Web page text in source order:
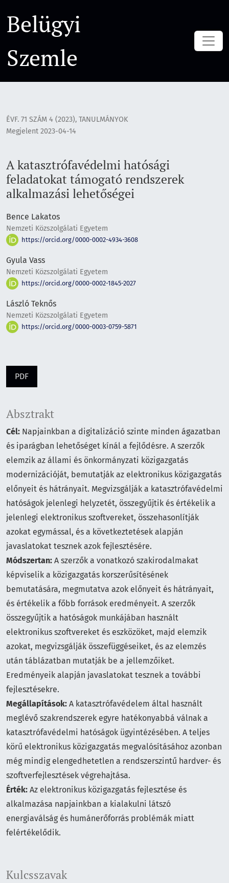
Belügyi
Szemle
ÉVF. 71 SZÁM 4 (2023), TANULMÁNYOK
A katasztrófavédelmi hatósági
feladatokat támogató rendszerek
alkalmazási lehetőségei
Megjelent 2023-04-14
Bence Lakatos
Nemzeti Közszolgálati Egyetem
https://orcid.org/0000-0002-4934-3608
Gyula Vass
Nemzeti Közszolgálati Egyetem
https://orcid.org/0000-0002-1845-2027
László Teknős
Nemzeti Közszolgálati Egyetem
https://orcid.org/0000-0003-0759-5871
PDF
Kulcsszavak
Absztrakt
Cél: Napjainkban a digitalizáció szinte minden ágazatban
és iparágban lehetőséget kínál a fejlődésre. A szerzők
elemzik az állami és önkormányzati közigazgatás
modernizációját, bemutatják az elektronikus közigazgatás
előnyeit és hátrányait. Megvizsgálják a katasztrófavédelmi
hatóságok jelenlegi helyzetét, összegyűjtik és értékelik a
jelenlegi elektronikus szoftvereket, összehasonlítják
azokat egymással, és a következtetések alapján
javaslatokat tesznek azok fejlesztésére.
Módszertan: A szerzők a vonatkozó szakirodalmakat
képviselik a közigazgatás korszerűsítésének
bemutatására, megmutatva azok előnyeit és hátrányait,
és értékelik a főbb források eredményeit. A szerzők
összegyűjtik a hatóságok munkájában használt
elektronikus szoftvereket és eszközöket, majd elemzik
azokat, megvizsgálják összefüggéseiket, és az elemzés
után táblázatban mutatják be a jellemzőiket.
Eredményeik alapján javaslatokat tesznek a további
fejlesztésekre.
Megállapítások: A katasztrófavédelem által használt
meglévő szakrendszerek egyre hatékonyabbá válnak a
katasztrófavédelmi hatóságok ügyintézésében. A teljes
körű elektronikus közigazgatás megvalósításához azonban
még mindig elengedhetetlen a rendszerszintű hardver- és
szoftverfejlesztések végrehajtása.
Érték: Az elektronikus közigazgatás fejlesztése és
alkalmazása napjainkban a kialakulni látszó
energiaválság és humánerőforrás problémák miatt
felértékelődik.